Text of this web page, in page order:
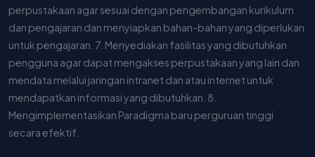
perpustakaan agar sesuai dengan pengembangan kurikulum
dan pengajaran dan menyiapkan bahan-bahan yang diperlukan
untuk pengajaran. 7. Menyediakan fasilitas yang dibutuhkan
pengguna agar dapat mengakses perpustakaan yang lain dan
mendata melalui jaringan intranet dan atau internet untuk
mendapatkan informasi yang dibutuhkan. 8.
Mengimplementasikan Paradigma baru perguruan tinggi
secara efektif.